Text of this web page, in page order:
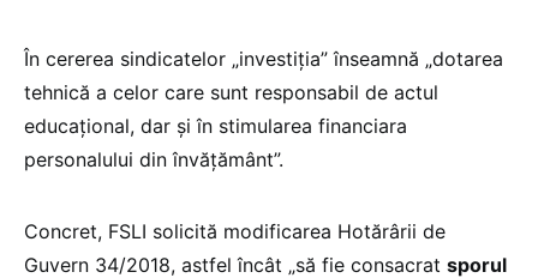
În cererea sindicatelor „investiția” înseamnă „dotarea
tehnică a celor care sunt responsabil de actul
educațional, dar și în stimularea financiara
personalului din învățământ”.
Concret, FSLI solicită modificarea Hotărârii de
Guvern 34/2018, astfel încât „să fie consacrat sporul